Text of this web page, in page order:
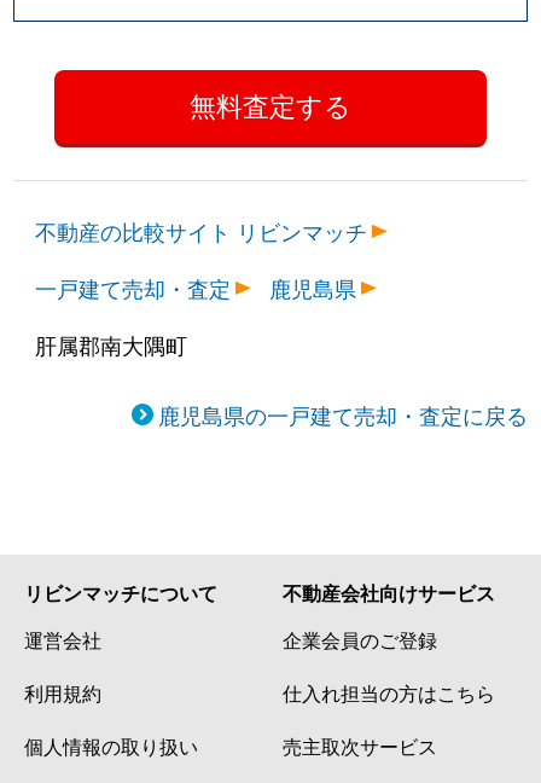
不動産の比較サイト リビンマッチ
一戸建て売却・査定
鹿児島県
肝属郡南大隅町
鹿児島県の一戸建て売却・査定に戻る
リビンマッチについて
運営会社
利用規約
個人情報の取り扱い
不動産会社向けサービス
企業会員のご登録
仕入れ担当の方はこちら
売主取次サービス